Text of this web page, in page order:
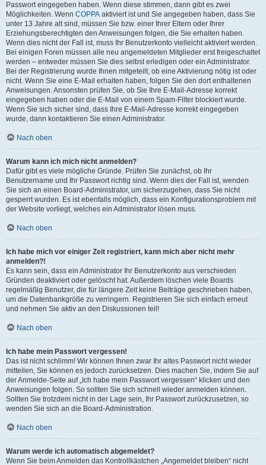
Passwort eingegeben haben. Wenn diese stimmen, dann gibt es zwei
Möglichkeiten. Wenn COPPA aktiviert ist und Sie angegeben haben, dass Sie
unter 13 Jahre alt sind, müssen Sie bzw. einer Ihrer Eltern oder Ihrer
Erziehungsberechtigten den Anweisungen folgen, die Sie erhalten haben.
Wenn dies nicht der Fall ist, muss Ihr Benutzerkonto vielleicht aktiviert werden.
Bei einigen Foren müssen alle neu angemeldeten Mitglieder erst freigeschaltet
werden – entweder müssen Sie dies selbst erledigen oder ein Administrator.
Bei der Registrierung wurde Ihnen mitgeteilt, ob eine Aktivierung nötig ist oder
nicht. Wenn Sie eine E-Mail erhalten haben, folgen Sie den dort enthaltenen
Anweisungen. Ansonsten prüfen Sie, ob Sie Ihre E-Mail-Adresse korrekt
eingegeben haben oder die E-Mail von einem Spam-Filter blockiert wurde.
Wenn Sie sich sicher sind, dass Ihre E-Mail-Adresse korrekt eingegeben
wurde, dann kontaktieren Sie einen Administrator.
Nach oben
Warum kann ich mich nicht anmelden?
Dafür gibt es viele mögliche Gründe. Prüfen Sie zunächst, ob Ihr
Benutzername und Ihr Passwort richtig sind. Wenn dies der Fall ist, wenden
Sie sich an einen Board-Administrator, um sicherzugehen, dass Sie nicht
gesperrt wurden. Es ist ebenfalls möglich, dass ein Konfigurationsproblem mit
der Website vorliegt, welches ein Administrator lösen muss.
Nach oben
Ich habe mich vor einiger Zeit registriert, kann mich aber nicht mehr
anmelden?!
Es kann sein, dass ein Administrator Ihr Benutzerkonto aus verschieden
Gründen deaktiviert oder gelöscht hat. Außerdem löschen viele Boards
regelmäßig Benutzer, die für längere Zeit keine Beiträge geschrieben haben,
um die Datenbankgröße zu verringern. Registrieren Sie sich einfach erneut
und nehmen Sie aktiv an den Diskussionen teil!
Nach oben
Ich habe mein Passwort vergessen!
Das ist nicht schlimm! Wir können Ihnen zwar Ihr altes Passwort nicht wieder
mitteilen, Sie können es jedoch zurücksetzen. Dies machen Sie, indem Sie auf
der Anmelde-Seite auf „Ich habe mein Passwort vergessen“ klicken und den
Anweisungen folgen. So sollten Sie sich schnell wieder anmelden können.
Sollten Sie trotzdem nicht in der Lage sein, Ihr Passwort zurückzusetzen, so
wenden Sie sich an die Board-Administration.
Nach oben
Warum werde ich automatisch abgemeldet?
Wenn Sie beim Anmelden das Kontrollkästchen „Angemeldet bleiben“ nicht